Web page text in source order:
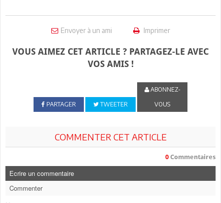
Envoyer à un ami Imprimer
VOUS AIMEZ CET ARTICLE ? PARTAGEZ-LE AVEC
VOS AMIS !
PARTAGER TWEETER
ABONNEZ-
VOUS
COMMENTER CET ARTICLE
0 Commentaires
Ecrire un commentaire
Commenter